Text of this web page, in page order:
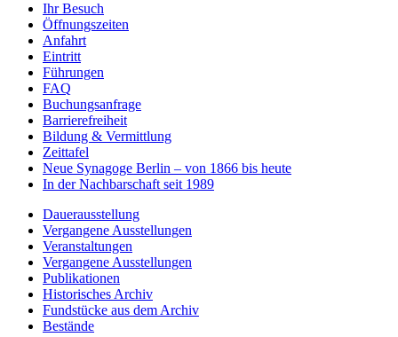
Ihr Besuch
Öffnungszeiten
Anfahrt
Eintritt
Führungen
FAQ
Buchungsanfrage
Barrierefreiheit
Bildung & Vermittlung
Zeittafel
Neue Synagoge Berlin – von 1866 bis heute
In der Nachbarschaft seit 1989
Dauerausstellung
Vergangene Ausstellungen
Veranstaltungen
Vergangene Ausstellungen
Publikationen
Historisches Archiv
Fundstücke aus dem Archiv
Bestände